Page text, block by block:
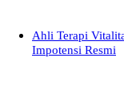
Ahli Terapi
Impotensi Resmi